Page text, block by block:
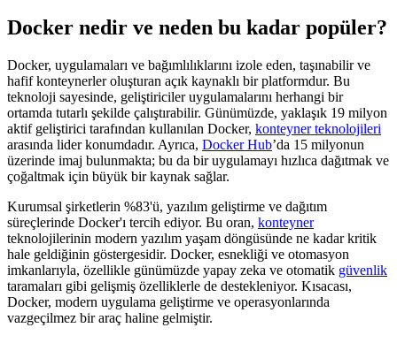
Docker nedir ve neden bu kadar popüler?
Docker, uygulamaları ve bağımlılıklarını izole eden, taşınabilir ve
hafif konteynerler oluşturan açık kaynaklı bir platformdur. Bu
teknoloji sayesinde, geliştiriciler uygulamalarını herhangi bir
ortamda tutarlı şekilde çalıştırabilir. Günümüzde, yaklaşık 19 milyon
aktif geliştirici tarafından kullanılan Docker, konteyner teknolojileri
arasında lider konumdadır. Ayrıca, Docker Hub’da 15 milyonun
üzerinde imaj bulunmakta; bu da bir uygulamayı hızlıca dağıtmak ve
çoğaltmak için büyük bir kaynak sağlar.
Kurumsal şirketlerin %83'ü, yazılım geliştirme ve dağıtım
süreçlerinde Docker'ı tercih ediyor. Bu oran, konteyner
teknolojilerinin modern yazılım yaşam döngüsünde ne kadar kritik
hale geldiğinin göstergesidir. Docker, esnekliği ve otomasyon
imkanlarıyla, özellikle günümüzde yapay zeka ve otomatik güvenlik
taramaları gibi gelişmiş özelliklerle de destekleniyor. Kısacası,
Docker, modern uygulama geliştirme ve operasyonlarında
vazgeçilmez bir araç haline gelmiştir.